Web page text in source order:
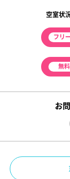
空室状
フリ
無料
お